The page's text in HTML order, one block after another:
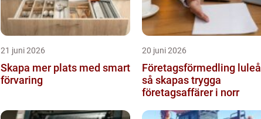
21 juni 2026
Skapa mer plats med smart
förvaring
20 juni 2026
Företagsförmedling luleå
så skapas trygga
företagsaffärer i norr